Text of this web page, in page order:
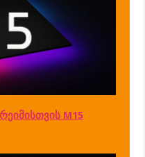
M15